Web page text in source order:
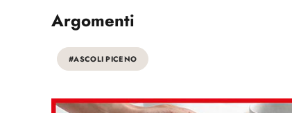
Argomenti
#ASCOLI PICENO